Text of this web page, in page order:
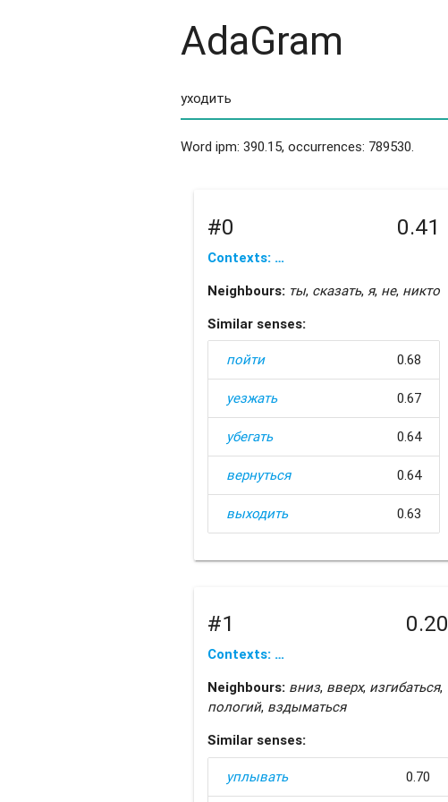
AdaGram
Word ipm: 390.15, occurrences: 789530.
#0 0.41
Contexts: …
Neighbours: ты, сказать, я, не, никто
Similar senses:
пойти 0.68
уезжать 0.67
убегать 0.64
вернуться 0.64
выходить 0.63
#1 0.20
Contexts: …
Neighbours: вниз, вверх, изгибаться,
пологий, вздыматься
Similar senses:
уплывать 0.70